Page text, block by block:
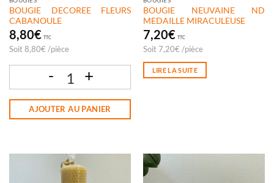
BOUGIE DECOREE FLEURS
CABANOULE
8,80€ TTC
Soit 8,80€ /pièce
AJOUTER AU PANIER
BOUGIE NEUVAINE ND
MEDAILLE MIRACULEUSE
7,20€ TTC
Soit 7,20€ /pièce
LIRE LA SUITE